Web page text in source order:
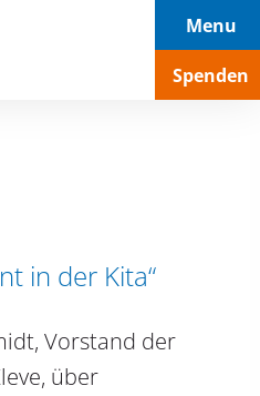
Menu
Spenden
in der Kita“
Vorstand der
über